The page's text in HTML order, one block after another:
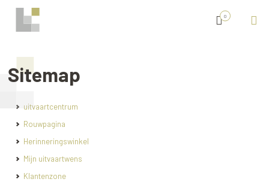
0
Sitemap
uitvaartcentrum
Rouwpagina
Herinneringswinkel
Mijn uitvaartwens
Klantenzone